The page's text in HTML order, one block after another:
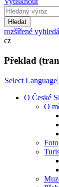
Hledat
rozšířené
cz
Překlad
Select Language
O České
O